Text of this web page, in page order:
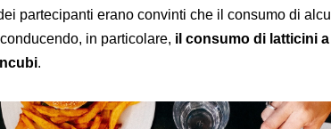
partecipanti erano convinti che il consumo di
in particolare, il consumo di latticini
.